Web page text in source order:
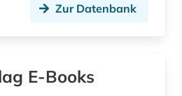
Zur Datenbank
E-Books